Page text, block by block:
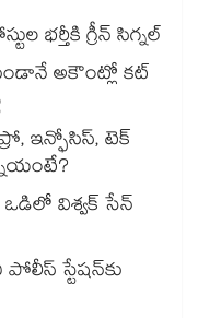
భర్తీకి గ్రీన్‌‌ సిగ్నల్
అకౌంట్లో కట్
ఇన్ఫోసిస్, టెక్
విశ్వక్ సేన్
పోలీస్ స్టేషన్⁪కు